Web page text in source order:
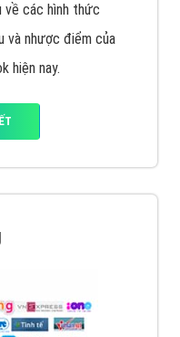
về các hình thức
và nhược điểm của
hiện nay.